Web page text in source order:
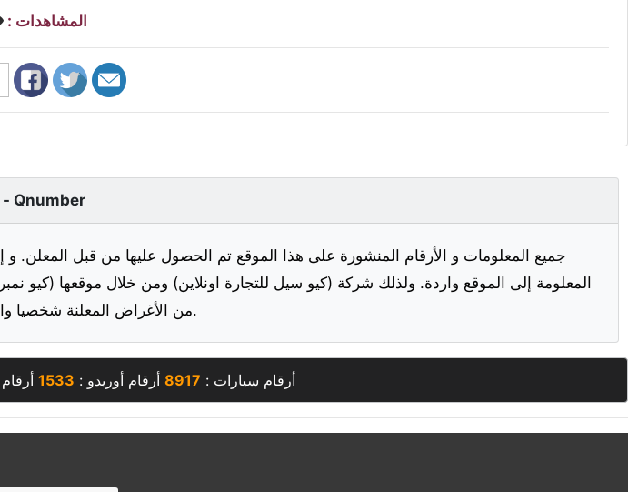
المشاهدات :
كيو نمبر - Qnumber
جميع المعلومات و الأرقام المنشورة على هذا الموقع تم الحصول عليها من قبل المعلن.
المعلومة إلى الموقع واردة. ولذلك شركة (كيو سيل للتجارة اونلاين) ومن خلال موقعها (كيو
من الأغراض المعلنة شخصيا والقيام بالفحص قبل الشراء.
أرقام سيارات : 8917 أرقام أوريدو : 1533